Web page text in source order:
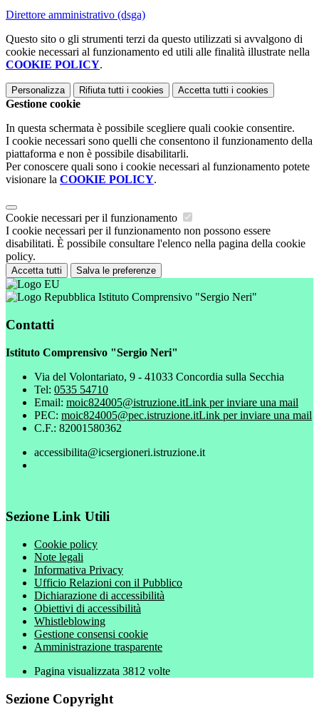
Direttore amministrativo (dsga)
Questo sito o gli strumenti terzi da questo utilizzati si avvalgono di
cookie necessari al funzionamento ed utili alle finalità illustrate nella
COOKIE POLICY.
Personalizza Rifiuta tutti i cookies Accetta tutti i cookies
Gestione cookie
In questa schermata è possibile scegliere quali cookie consentire.
I cookie necessari sono quelli che consentono il funzionamento della
piattaforma e non è possibile disabilitarli.
Per conoscere quali sono i cookie necessari al funzionamento potete
visionare la COOKIE POLICY.
Cookie necessari per il funzionamento
I cookie necessari per il funzionamento non possono essere
disabilitati. È possibile consultare l'elenco nella pagina della cookie
policy.
Accetta tutti Salva le preferenze
Istituto Comprensivo "Sergio Neri"
Contatti
Istituto Comprensivo "Sergio Neri"
Via del Volontariato, 9 - 41033 Concordia sulla Secchia
Tel: 0535 54710
Email: moic824005@istruzione.itLink per inviare una mail
PEC: moic824005@pec.istruzione.itLink per inviare una mail
C.F.: 82001580362
accessibilita@icsergioneri.istruzione.it
Sezione Link Utili
Cookie policy
Note legali
Informativa Privacy
Ufficio Relazioni con il Pubblico
Dichiarazione di accessibilità
Obiettivi di accessibilità
Whistleblowing
Gestione consensi cookie
Amministrazione trasparente
Pagina visualizzata 3812 volte
Sezione Copyright